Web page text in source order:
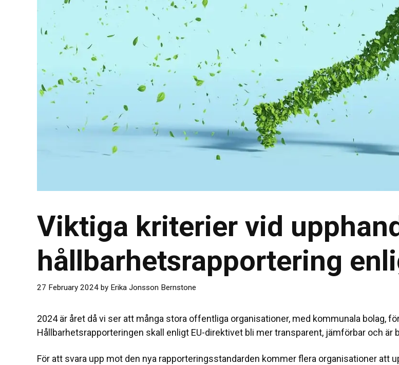
Viktiga kriterier vid
hållbarhetsrapportering
27 February 2024 by Erika Jonsson Bernstone
2024 är året då vi ser att många stora offentliga organisationer, med kommunala bolag,
Hållbarhetsrapporteringen skall enligt EU-direktivet bli mer transparent, jämförbar och är
För att svara upp mot den nya rapporteringsstandarden kommer flera organisationer att